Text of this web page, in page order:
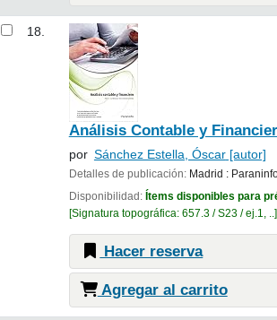
18.
Análisis Contable y
por Sánchez Estella, Óscar[autor]
Detalles de publicación: Madrid :
Disponibilidad: Ítems disponibles para
Signatura topográfica: 657.3 / S23 / ej.1, ..
Hacer reserva
Agregar al carrito